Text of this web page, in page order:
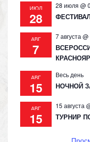
ИЮЛ
28
28 июля @
АВГ
7
7 августа
АВГ
15
Весь день
НОЧНОЙ
АВГ
15
15 августа
ТУРНИР